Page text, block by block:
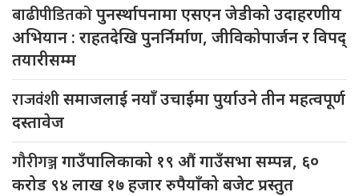
बाढीपीडितकोपुनर्स्थापनामा एसएन जेडीको उदाहरणीय
अभियान : राहतदेखि पुनर्निर्माण, जीविकोपार्जन र विपद्
तयारीसम्म
राजवंशीसमाजलाई नयाँ उचाईमा पुर्याउने तीन महत्वपूर्ण
दस्तावेज
गौरीगञ्जगाउँपालिकाको १९ औं गाउँसभा सम्पन्न, ६०
करोड ९४ लाख १७ हजार रुपैयाँको बजेट प्रस्तुत